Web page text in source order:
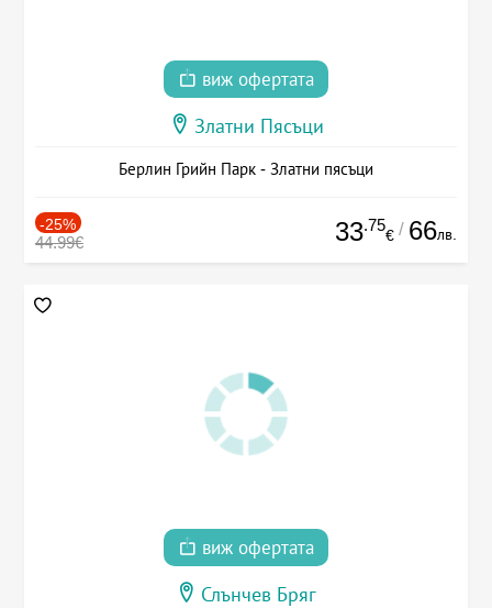
виж офертата
Златни Пясъци
Берлин Грийн Парк - Златни пясъци
-25%
44.99€ 33.75
€ / 66лв.
виж офертата
Слънчев Бряг